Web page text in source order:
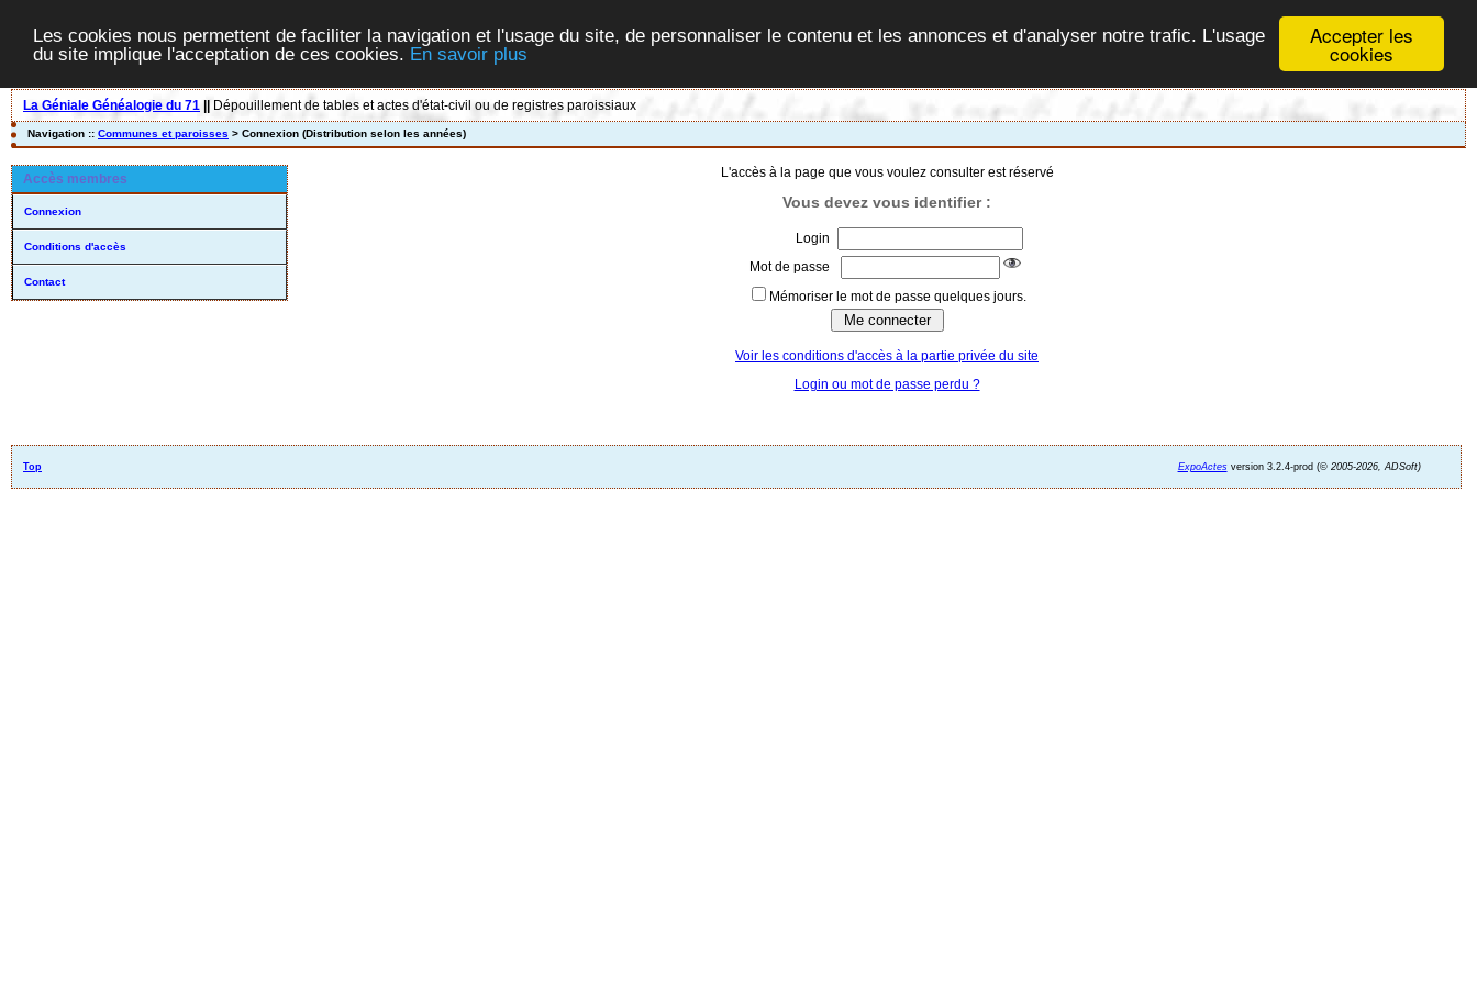
Accepter les
cookies
Les cookies nous permettent de faciliter la navigation et l'usage du site, de personnaliser le contenu et les annonces et d'analyser notre trafic. L'usage
du site implique l'acceptation de ces cookies. En savoir plus
La Géniale Généalogie du 71 Dépouillement de tables et actes d'état-civil ou de registres paroissiaux
Navigation :: Communes et paroisses > Connexion (Distribution selon les années)
Accès membres
Connexion
Conditions d'accès
Contact
L'accès à la page que vous voulez consulter est réservé
Vous devez vous identifier :
Login
Mot de passe
Mémoriser le mot de passe quelques jours.
Voir les conditions d'accès à la partie privée du site
Login ou mot de passe perdu ?
Top ExpoActesversion 3.2.4-prod (©2005-2026, ADSoft)